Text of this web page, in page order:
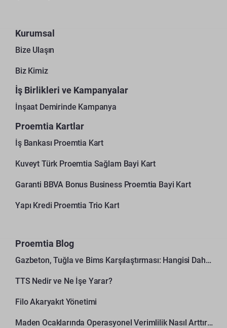
Kurumsal
Bize Ulaşın
Biz Kimiz
İş Birlikleri ve Kampanyalar
İnşaat Demirinde Kampanya
Proemtia Kartlar
İş Bankası Proemtia Kart
Kuveyt Türk Proemtia Sağlam Bayi Kart
Garanti BBVA Bonus Business Proemtia Bayi Kart
Yapı Kredi Proemtia Trio Kart
Proemtia Blog
Gazbeton, Tuğla ve Bims Karşılaştırması: Hangisi Daha Avantajlı?
TTS Nedir ve Ne İşe Yarar?
Filo Akaryakıt Yönetimi
Maden Ocaklarında Operasyonel Verimlilik Nasıl Arttırılır?